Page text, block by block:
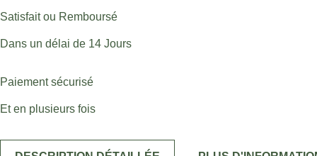
Satisfait ou Remboursé
Dans un délai de 14 Jours
Paiement sécurisé
Et en plusieurs fois